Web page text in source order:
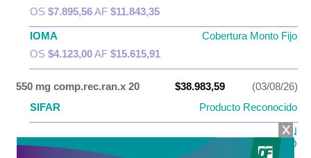
OS $7.895,56AF $11.843,35
IOMA
Cobertura Monto Fijo
OS $4.123,00AF $15.615,91
550 mg comp.rec.ran.x 20 $38.983,59
(03/08/26)
SIFAR
Producto Reconocido
PAMI
PAMI PLAN
MEDICAMENTOS DE USO